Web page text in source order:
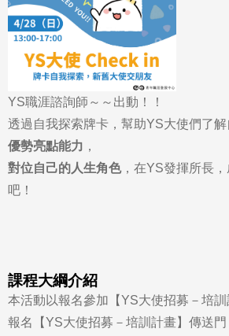
YS職涯諮詢師～～出動！！
透過自我探索牌卡，幫助YS大使們了解
優勢亮點能力 ，
對位自己的人生角色，在YS發揮所長
吧！
課程大綱介紹
本活動以報名參加【YS大使招募－培訓
報名【YS大使招募－培訓計畫】傳送門